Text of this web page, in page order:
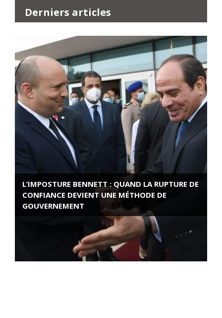
Derniers articles
L’IMPOSTURE BENNETT : QUAND LA RUPTURE DE
CONFIANCE DEVIENT UNE MÉTHODE DE
GOUVERNEMENT
ROSE VALLAND, HEROÏNE DE LA RESISTANCE